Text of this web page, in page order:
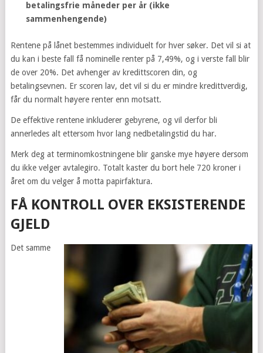
betalingsfrie måneder per år (ikke
sammenhengende)
Rentene på lånet bestemmes individuelt for hver søker. Det vil si at
du kan i beste fall få nominelle renter på 7,49%, og i verste fall blir
de over 20%. Det avhenger av kredittscoren din, og
betalingsevnen. Er scoren lav, det vil si du er mindre kredittverdig,
får du normalt høyere renter enn motsatt.
De effektive rentene inkluderer gebyrene, og vil derfor bli
annerledes alt ettersom hvor lang nedbetalingstid du har.
Merk deg at terminomkostningene blir ganske mye høyere dersom
du ikke velger avtalegiro. Totalt kaster du bort hele 720 kroner i
året om du velger å motta papirfaktura.
FÅ KONTROLL OVER EKSISTERENDE
GJELD
Det samme